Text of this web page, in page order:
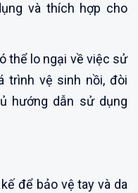
và thích hợp cho
thể lo ngại về việc sử
trình vệ sinh nồi, đòi
hướng dẫn sử dụng
để bảo vệ tay và da